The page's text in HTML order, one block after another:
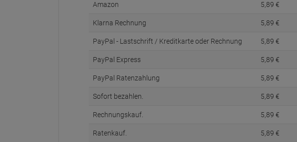
Amazon 5, 89 €
Klarna Rechnung 5, 89 €
PayPal - Lastschrift / Kreditkarte oder Rechnung 5, 89 €
PayPal Express 5, 89 €
PayPal Ratenzahlung 5, 89 €
Sofort bezahlen. 5, 89 €
Rechnungskauf. 5, 89 €
Ratenkauf. 5, 89 €